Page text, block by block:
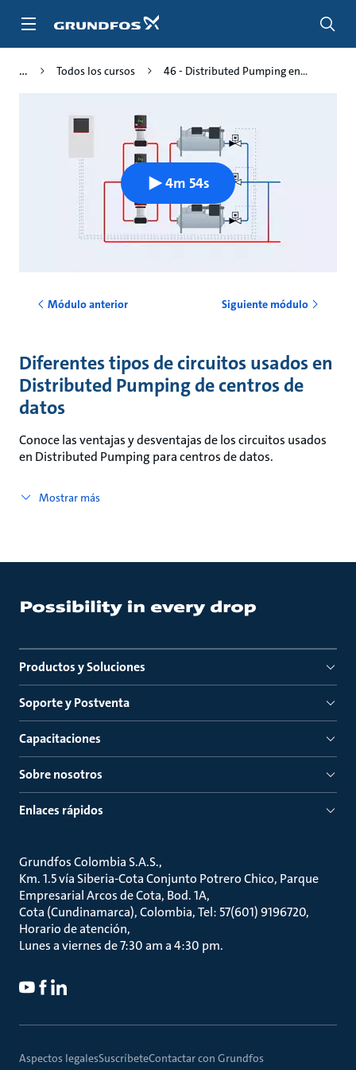
Todos los cursos 46 - Distributed Pumping en...
4m 54s
Módulo anterior Siguiente módulo
Diferentes tipos de circuitos usados en
Distributed Pumping de centros de
datos
Conoce las ventajas y desventajas de los circuitos usados
en Distributed Pumping para centros de datos.
Mostrar más
Productos y Soluciones
Soporte y Postventa
Capacitaciones
Sobre nosotros
Enlaces rápidos
Grundfos Colombia S.A.S.
Km. 1.5 vía Siberia-Cota Conjunto Potrero Chico, Parque
Empresarial Arcos de Cota, Bod. 1A
Cota (Cundinamarca), Colombia, Tel: 57(601) 9196720
Horario de atención
Lunes a viernes de 7:30 am a 4:30 pm.
Aspectos legalesSuscríbeteContactar con Grundfos